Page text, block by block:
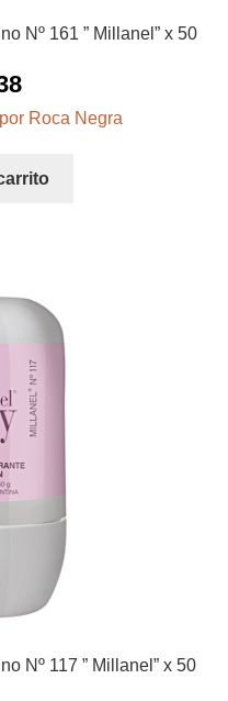
Nº 161 ” Millanel” x 50
Roca Negra
Nº 117 ” Millanel” x 50